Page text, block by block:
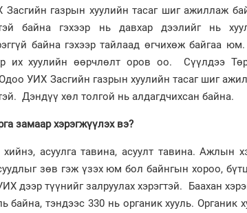
газрын хуулийн тасаг шиг ажиллаж
байна гэхээр нь давхар дээлийг нь
байна гэхээр тайлаад өгчихөж байгаа
их хуулийн өөрчлөлт оров оо. Сүүлдээ
УИХ Засгийн газрын хуулийн тасаг шиг
Дэндүү хөл толгой нь алдагдчихсан байна.
замаар хэрэгжүүлэх вэ?
асуулга тавина, асуулт тавина. Ажлын
зөв гэж үзэх юм бол байнгын хороо,
дээр түүнийг залруулах хэрэгтэй. Баахан
байна, тэндээс 330 нь органик хууль. Органик